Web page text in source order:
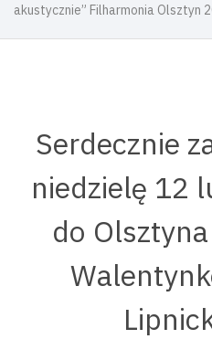
akustycznie” Filharmonia Olsztyn
Serdecznie
niedzielę 12
do